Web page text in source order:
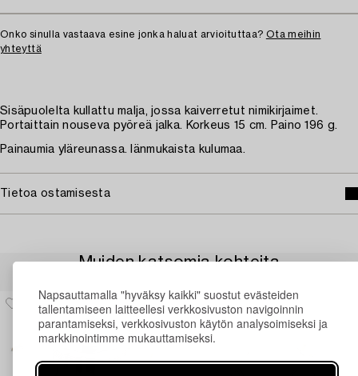
Napsauttamalla "hyväksy kaikki" suostut evästeiden
tallentamiseen laitteellesi verkkosivuston navigoinnin
parantamiseksi, verkkosivuston käytön analysoimiseksi ja
markkinointimme mukauttamiseksi.
Onko sinulla vastaava esine jonka haluat arvioituttaa? Ota meihin
yhteyttä
Sisäpuolelta kullattu malja, jossa kaiverretut nimikirjaimet.
Portaittain nouseva pyöreä jalka. Korkeus 15 cm. Paino 196 g.
Painaumia yläreunassa. Iänmukaista kulumaa.
Tietoa ostamisesta
Muiden katsomia kohteita